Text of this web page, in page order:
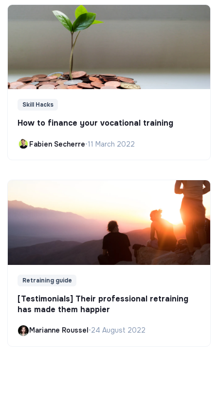
Skill Hacks
How to finance your vocational training
Fabien Secherre•11 March 2022
Retraining guide
[Testimonials] Their professional retraining
has made them happier
Marianne Roussel •24 August 2022